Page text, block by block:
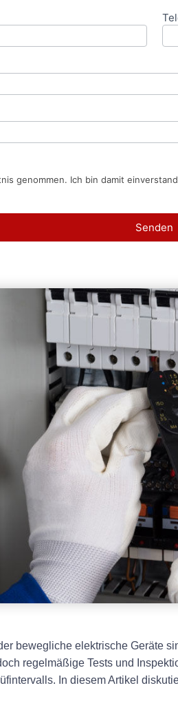
genommen. Ich bin damit
Senden
bewegliche elektrische Geräte
regelmäßige Tests und
In diesem Artikel